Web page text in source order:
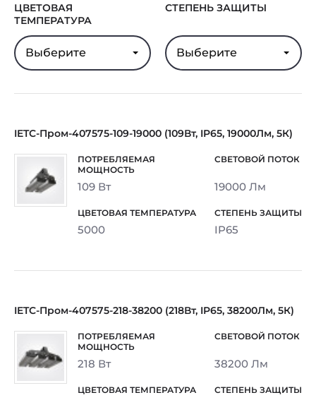
ЦВЕТОВАЯ
ТЕМПЕРАТУРА
Выберите
СТЕПЕНЬ ЗАЩИТЫ
Выберите
IETC-Пром-407575-109-19000 (109Вт, IP65, 19000Лм, 5К)
109 Вт 19000 Лм
5000 IP65
IETC-Пром-407575-218-38200 (218Вт, IP65, 38200Лм, 5К)
218 Вт 38200 Лм